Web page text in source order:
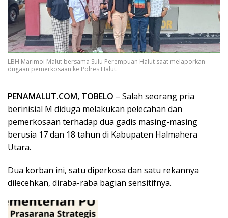
LBH Marimoi Malut bersama Sulu Perempuan Halut saat melaporkan
dugaan pemerkosaan ke Polres Halut.
PENAMALUT.COM, TOBELO – Salah seorang pria
berinisial M diduga melakukan pelecahan dan
pemerkosaan terhadap dua gadis masing-masing
berusia 17 dan 18 tahun di Kabupaten Halmahera
Utara.
Dua korban ini, satu diperkosa dan satu rekannya
dilecehkan, diraba-raba bagian sensitifnya.